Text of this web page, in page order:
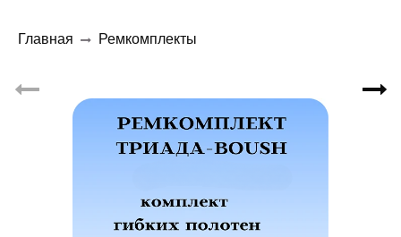
Главная Ремкомплекты